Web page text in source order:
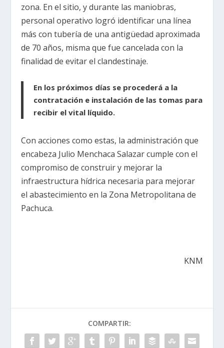
zona. En el sitio, y durante las maniobras,
personal operativo logró identificar una línea
más con tubería de una antigüedad aproximada
de 70 años, misma que fue cancelada con la
finalidad de evitar el clandestinaje.
En los próximos días se procederá a la
contratación e instalación de las tomas para
recibir el vital líquido.
Con acciones como estas, la administración que
encabeza Julio Menchaca Salazar cumple con el
compromiso de construir y mejorar la
infraestructura hídrica necesaria para mejorar
el abastecimiento en la Zona Metropolitana de
Pachuca.
KNM
COMPARTIR: